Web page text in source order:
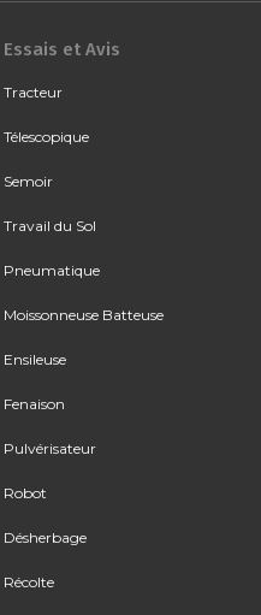
Essais et Avis
Tracteur
Télescopique
Semoir
Travail du Sol
Pneumatique
Moissonneuse Batteuse
Ensileuse
Fenaison
Pulvérisateur
Robot
Désherbage
Récolte